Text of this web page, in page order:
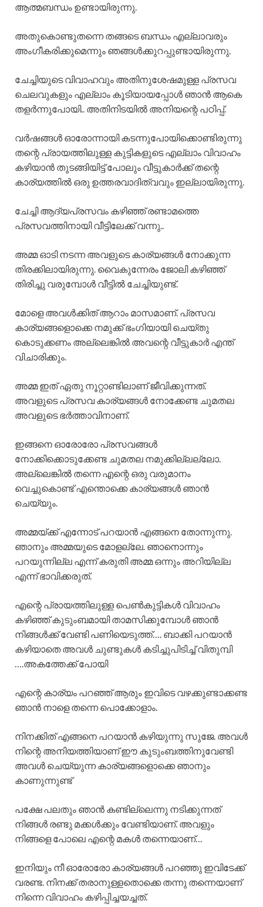
ആത്മബന്ധം ഉണ്ടായിരുന്നു.
അതുകൊണ്ടുതന്നെ തങ്ങടെ ബന്ധം എല്ലാവരും
അംഗീകരിക്കുമെന്നും ഞങ്ങൾക്കുറപ്പുണ്ടായിരുന്നു.
ചേച്ചിയുടെ വിവാഹവും അതിനുശേഷമുള്ള പ്രസവ
ചെലവുകളും എല്ലാം കൂടിയായപ്പോൾ ഞാൻ ആകെ
തളർന്നുപോയി.. അതിനിടയിൽ അനിയന്റെ പഠിപ്പ്.
വർഷങ്ങൾ ഓരോന്നായി കടന്നുപോയിക്കൊണ്ടിരുന്നു
തന്റെ പ്രായത്തിലുള്ള കുട്ടികളുടെ എല്ലാം വിവാഹം
കഴിയാൻ തുടങ്ങിയിട്ട് പോലും വീട്ടുകാർക്ക് തന്റെ
കാര്യത്തിൽ ഒരു ഉത്തരവാദിത്വവും ഇല്ലായിരുന്നു.
ചേച്ചി ആദ്യപ്രസവം കഴിഞ്ഞ് രണ്ടാമത്തെ
പ്രസവത്തിനായി വീട്ടിലേക്ക് വന്നു..
അമ്മ ഓടി നടന്ന അവളുടെ കാര്യങ്ങൾ നോക്കുന്ന
തിരക്കിലായിരുന്നു. വൈകുന്നേരം ജോലി കഴിഞ്ഞ്
തിരിച്ചു വരുമ്പോൾ വീട്ടിൽ ചേച്ചിയുണ്ട്.
മോളെ അവൾക്കിത് ആറാം മാസമാണ്. പ്രസവ
കാര്യങ്ങളൊക്കെ നമുക്ക് ഭംഗിയായി ചെയ്തു
കൊടുക്കണം അല്ലെങ്കിൽ അവന്റെ വീട്ടുകാർ എന്ത്
വിചാരിക്കും.
അമ്മ ഇത് ഏതു നൂറ്റാണ്ടിലാണ് ജീവിക്കുന്നത്.
അവളുടെ പ്രസവ കാര്യങ്ങൾ നോക്കേണ്ട ചുമതല
അവളുടെ ഭർത്താവിനാണ്.
ഇങ്ങനെ ഓരോരോ പ്രസവങ്ങൾ
നോക്കിക്കൊടുക്കേണ്ട ചുമതല നമുക്കില്ലല്ലോ.
അല്ലെങ്കിൽ തന്നെ എന്റെ ഒരു വരുമാനം
വെച്ചുകൊണ്ട് എന്തൊക്കെ കാര്യങ്ങൾ ഞാൻ
ചെയ്യും.
അമ്മയ്ക്ക് എന്നോട് പറയാൻ എങ്ങനെ തോന്നുന്നു.
ഞാനും അമ്മയുടെ മോളല്ലേ. ഞാനൊന്നും
പറയുന്നില്ല എന്ന് കരുതി അമ്മ ഒന്നും അറിയില്ല
എന്ന് ഭാവിക്കരുത്.
എന്റെ പ്രായത്തിലുള്ള പെൺകുട്ടികൾ വിവാഹം
കഴിഞ്ഞ് കുടുംബമായി താമസിക്കുമ്പോൾ ഞാൻ
നിങ്ങൾക്ക് വേണ്ടി പണിയെടുത്ത്…. ബാക്കി പറയാൻ
കഴിയാതെ അവൾ ചുണ്ടുകൾ കടിച്ചുപിടിച്ച് വിതുമ്പി
….അകത്തേക്ക് പോയി
എന്റെ കാര്യം പറഞ്ഞ് ആരും ഇവിടെ വഴക്കുണ്ടാക്കണ്ട
ഞാൻ നാളെ തന്നെ പൊക്കോളാം.
നിനക്കിത് എങ്ങനെ പറയാൻ കഴിയുന്നു സുജേ. അവൾ
നിന്റെ അനിയത്തിയാണ് ഈ കുടുംബത്തിനുവേണ്ടി
അവൾ ചെയ്യുന്ന കാര്യങ്ങളൊക്കെ ഞാനും
കാണുന്നുണ്ട്
പക്ഷേ പലതും ഞാൻ കണ്ടില്ലെന്നു നടിക്കുന്നത്
നിങ്ങൾ രണ്ടു മക്കൾക്കും വേണ്ടിയാണ്. അവളും
നിങ്ങളെ പോലെ എന്റെ മകൾ തന്നെയാണ്…
ഇനിയും നീ ഓരോരോ കാര്യങ്ങൾ പറഞ്ഞു ഇവിടേക്ക്
വരണ്ട. നിനക്ക് തരാനുള്ളതൊക്കെ തന്നു തന്നെയാണ്
നിന്നെ വിവാഹം കഴിപ്പിച്ചയച്ചത്.